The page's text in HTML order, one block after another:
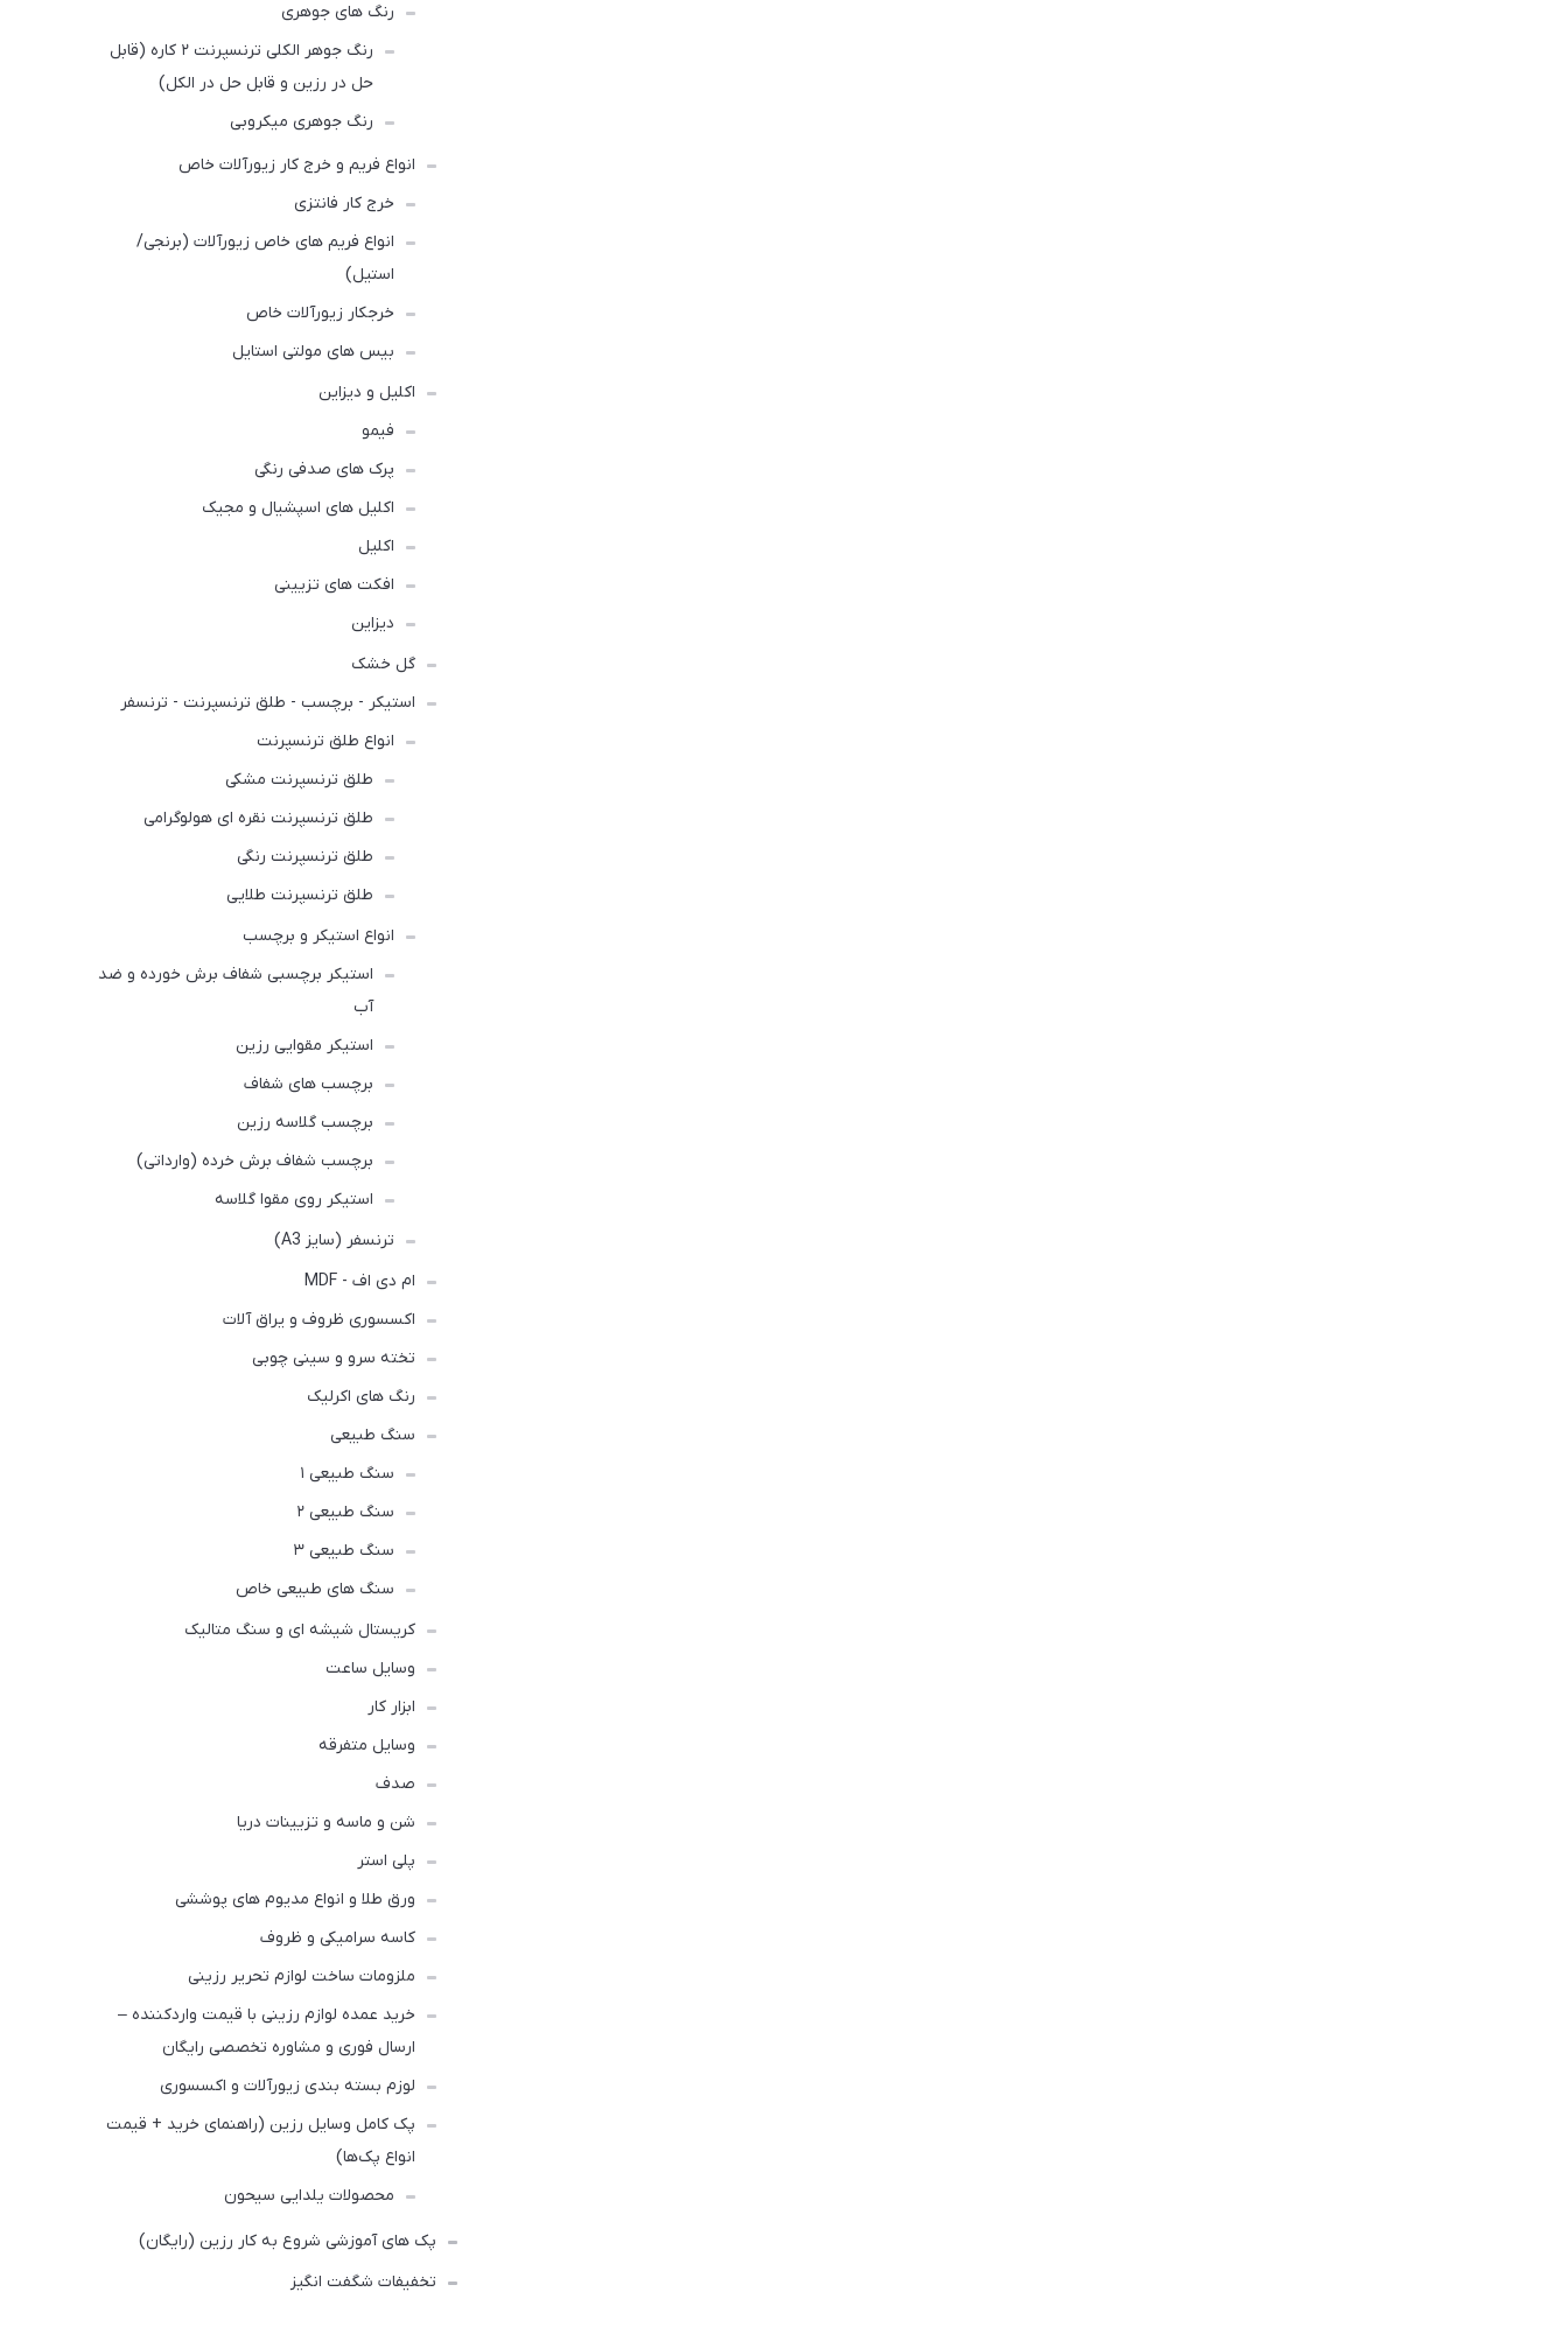
رنگ های جوهری
رنگ‌ جوهر الکلی ترنسپرنت ۲ کاره (قابل
حل در رزین و قابل حل در الکل)
رنگ‌ جوهری میکروبی
انواع فریم و خرج کار زیورآلات خاص
خرج کار فانتزی
انواع فریم های خاص زیورآلات (برنجی/
استیل)
خرجکار زیورآلات خاص
بیس های مولتی استایل
اکلیل و دیزاین
فیمو
پرک های صدفی رنگی
اکلیل های اسپشیال و مجیک
اکلیل
افکت های تزیینی
دیزاین
گل خشک
استیکر - برچسب - طلق ترنسپرنت - ترنسفر
انواع طلق ترنسپرنت
طلق ترنسپرنت مشکی
طلق ترنسپرنت نقره ای هولوگرامی
طلق ترنسپرنت رنگی
طلق ترنسپرنت طلایی
انواع استیکر و برچسب
استیکر برچسبی شفاف برش خورده و ضد
آب
استیکر مقوایی رزین
برچسب های شفاف
برچسب گلاسه رزین
برچسب شفاف برش خرده (وارداتی)
استیکر روی مقوا گلاسه
ترنسفر (سایز A3)
ام دی اف - MDF
اکسسوری ظروف و یراق آلات
تخته سرو و سینی چوبی
رنگ های اکرلیک
سنگ طبیعی
سنگ طبیعی ۱
سنگ طبیعی ۲
سنگ طبیعی ۳
سنگ های طبیعی خاص
کریستال شیشه ای و سنگ متالیک
وسایل ساعت
ابزار کار
وسایل متفرقه
صدف
شن و ماسه و تزیینات دریا
پلی استر
ورق طلا و انواع مدیوم های پوششی
کاسه سرامیکی و ظروف
ملزومات ساخت لوازم‌ تحریر رزینی
خرید عمده لوازم رزینی با قیمت واردکننده –
ارسال فوری و مشاوره تخصصی رایگان
لوزم بسته بندی زیورآلات و اکسسوری
پک کامل وسایل رزین (راهنمای خرید + قیمت
انواع پک‌ها)
محصولات یلدایی سیحون
پک های آموزشی شروع به کار رزین (رایگان)
تخفیفات شگفت انگیز